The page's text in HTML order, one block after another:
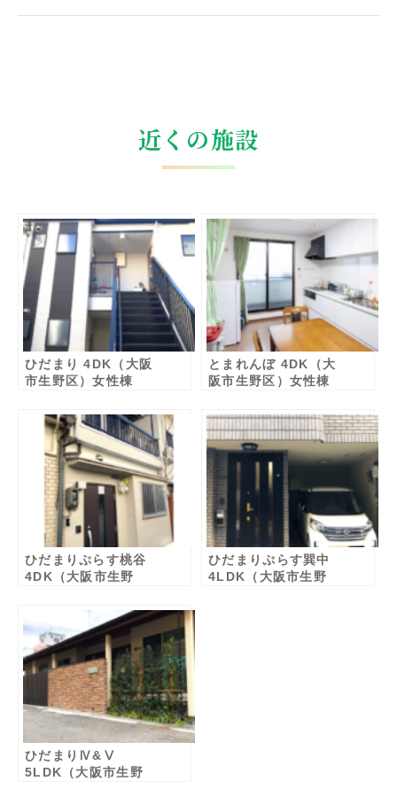
近くの施設
ひだまり 4DK（大阪
市生野区）女性棟
とまれんぼ 4DK（大
阪市生野区）女性棟
ひだまりぷらす桃谷
4DK（大阪市生野
ひだまりぷらす巽中
4LDK（大阪市生野
ひだまりⅣ&Ⅴ
5LDK（大阪市生野